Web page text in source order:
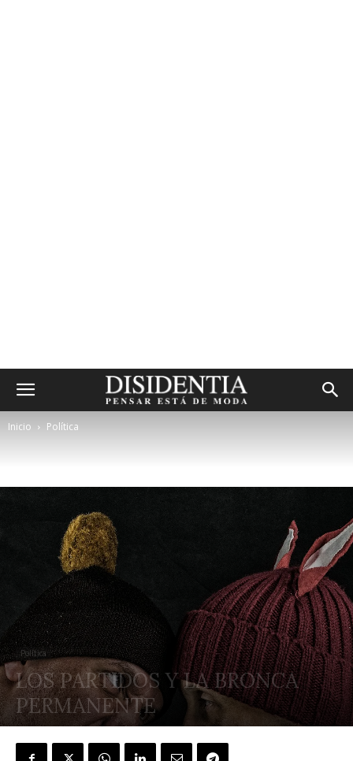
Inicio Política
Política
LOS PARTIDOS Y LA BRONCA
PERMANENTE
POR J.L. GONZÁLEZ QUIRÓS - 25 septiembre, 2021